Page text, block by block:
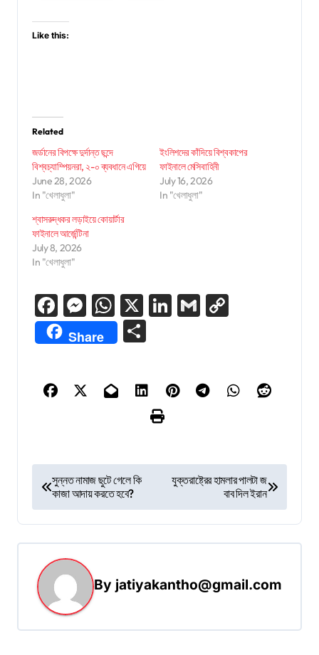
Like this:
Related
জর্ডানের বিপক্ষে দুর্দান্ত ছন্দে
বিশ্বচ্যাম্পিয়নরা, ২-০ ব্যবধানে এগিয়ে
June 28, 2026
In "খেলাধুলা"
ইংলিশদের কাঁদিয়ে বিশ্বকাপের
ফাইনালে মেসিবাহিনী
July 16, 2026
In "খেলাধুলা"
শ্বাসরুদ্ধকর লড়াইয়ে কোয়ার্টার
ফাইনালে আর্জেন্টিনা
July 8, 2026
In "খেলাধুলা"
Facebook
Messenger
WhatsApp
X LinkedIn
Gmail
Share
s
t
n
a
সুন্নত নামাজ ছুটে গেলে কি
কাজা আদায় করতে হবে?
যুক্তরাষ্ট্রের হামলার পালটা জ
বাব দিল ইরান
By jatiyakantho@gmail.com